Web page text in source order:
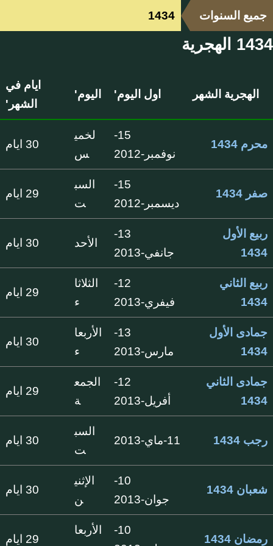
جميع السنوات 1434
1434 الهجرية
الهجرية الشهر اول اليوم' اليوم'
ايام في
الشهر'
محرم 1434
15-
نوفمبر-2012
لخمي
س
30 ايام
صفر 1434
15-
ديسمبر-2012
السب
ت
29 ايام
ربيع الأول
1434
13-
جانفي-2013
الأحد 30 ايام
ربيع الثاني
1434
12-
فيفري-2013
الثلاثا
ء
29 ايام
جمادى الأول
1434
13-
مارس-2013
الأربعا
ء
30 ايام
جمادى الثاني
1434
12-
أفريل-2013
الجمع
ة
29 ايام
رجب 1434 11-ماي-2013
السب
ت
30 ايام
شعبان 1434
10-
جوان-2013
الإثني
ن
30 ايام
رمضان 1434
10-
الأربعا
29 ايام